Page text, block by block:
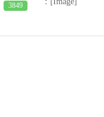
3849